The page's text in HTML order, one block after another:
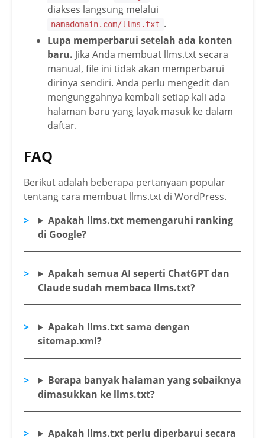
diakses langsung melalui
namadomain.com/llms.txt .
Lupa memperbarui setelah ada konten
baru. Jika Anda membuat llms.txt secara
manual, file ini tidak akan memperbarui
dirinya sendiri. Anda perlu mengedit dan
mengunggahnya kembali setiap kali ada
halaman baru yang layak masuk ke dalam
daftar.
FAQ
Berikut adalah beberapa pertanyaan popular
tentang cara membuat llms.txt di WordPress.
Apakah llms.txt memengaruhi ranking
di Google?
Apakah semua AI seperti ChatGPT dan
Claude sudah membaca llms.txt?
Apakah llms.txt sama dengan
sitemap.xml?
Berapa banyak halaman yang sebaiknya
dimasukkan ke llms.txt?
Apakah llms.txt perlu diperbarui secara